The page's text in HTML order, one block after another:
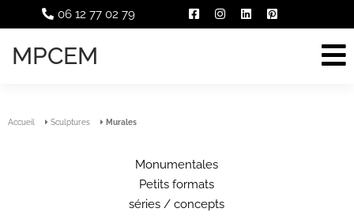
06 12 77 02 79
MPCEM
Accueil Sculptures Murales
Monumentales
Petits formats
séries / concepts